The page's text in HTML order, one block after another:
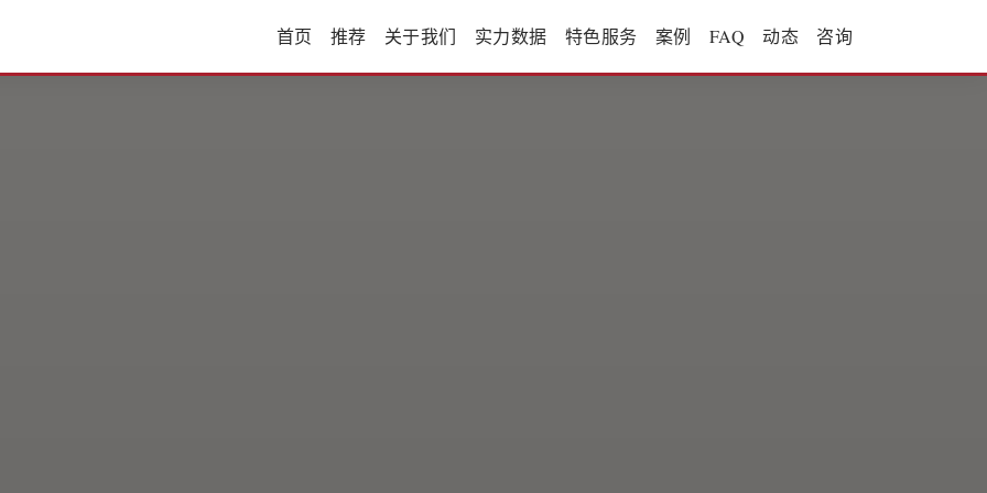
首页 推荐 关于我们 实力数据 特色服务 案例 FAQ 动态 咨询